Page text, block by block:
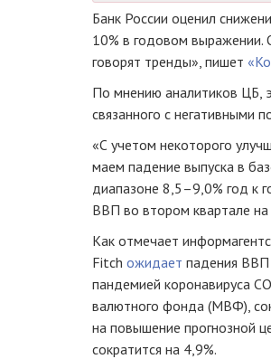
Банк России оценил
10% в годовом выражении.
говорят тренды», пишет
По мнению аналитиков ЦБ,
связанного с негативными
«С учетом некоторого
маем падение выпуска в
диапазоне 8,5–9,0% год к
ВВП во втором квартале
Как отмечает
Fitch ожидает падения ВВП
пандемией коронавируса
валютного фонда (МВФ),
на повышение прогнозной
сократится на 4,9%.